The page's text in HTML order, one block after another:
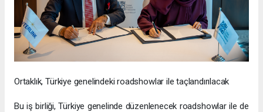
Ortaklık, Türkiye genelindeki roadshowlar ile taçlandırılacak
Bu iş birliği, Türkiye genelinde düzenlenecek roadshowlar ile de